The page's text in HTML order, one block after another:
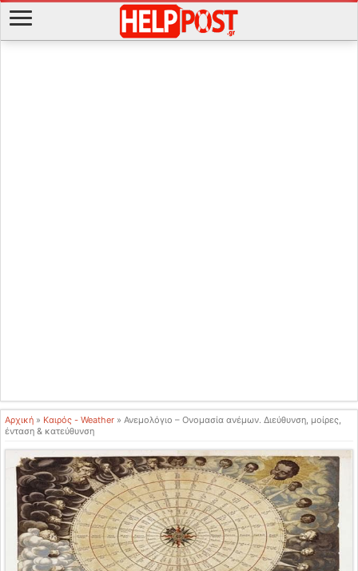
Αρχική » Καιρός - Weather » Ανεμολόγιο – Ονομασία ανέμων. Διεύθυνση, μοίρες,
ένταση & κατεύθυνση